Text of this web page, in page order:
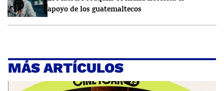
apoyo de los guatemaltecos
MÁS ARTÍCULOS